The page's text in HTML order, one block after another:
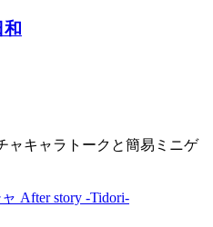
和
ャキャラトークと簡易ミニゲ